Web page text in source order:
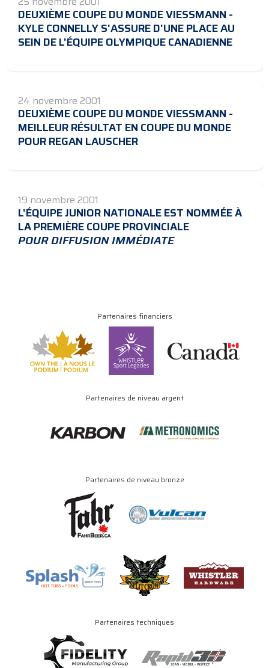
DEUXIÈME COUPE DU MONDE VIESSMANN -
KYLE CONNELLY S'ASSURE D'UNE PLACE AU
SEIN DE L'ÉQUIPE OLYMPIQUE CANADIENNE
24 novembre 2001
DEUXIÈME COUPE DU MONDE VIESSMANN -
MEILLEUR RÉSULTAT EN COUPE DU MONDE
POUR REGAN LAUSCHER
19 novembre 2001
L'ÉQUIPE JUNIOR NATIONALE EST NOMMÉE À
LA PREMIÈRE COUPE PROVINCIALE
POUR DIFFUSION IMMÉDIATE
Partenaires financiers
Partenaires de niveau argent
Partenaires de niveau bronze
Partenaires techniques